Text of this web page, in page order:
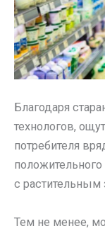
Благодаря
технологов,
потребителя
с растительным
Тем не менее,